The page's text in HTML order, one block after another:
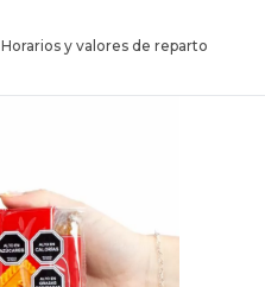
Horarios y valores de reparto